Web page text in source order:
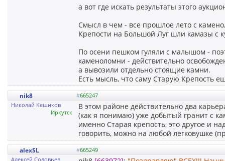
а вот где искать результаты этого
Смысл в чем - все прошлое лето с
Крепости на Большой Луг шли камазы с
По осени пешком гуляли с малышом -
каменоломни - действительно
а вывозили отдельно стоящие камни.
Есть мысль, что саму Старую Крепость
nik8 #665247
Николай Кешиков
Иркутск
В этом районе действительно два
(как я понимаю) уже добытый гранит с
именно Старая крепость, это другое и
говорить, можно на любой легковушке
alexSL #665249
Алексей Соловьев